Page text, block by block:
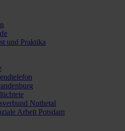
und Praktika
Nuthetal
Arbeit Potsdam